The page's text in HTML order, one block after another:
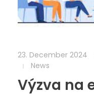
23. December 2024
News
Výzva na